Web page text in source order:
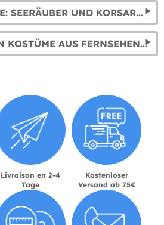
PIRATENKOSTÜME: SEERÄUBER UND KORSAREN OUTFITS
FILM UND SERIEN KOSTÜME AUS FERNSEHEN UND KINO
Livraison en 2-4
Tage
Kostenloser
Versand ab 75€